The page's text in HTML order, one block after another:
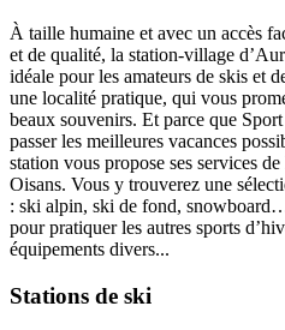
À taille humaine et avec un accès
et de qualité, la station-village
idéale pour les amateurs de skis et
une localité pratique, qui vous
beaux souvenirs. Et parce que
passer les meilleures vacances
station vous propose ses services
Oisans. Vous y trouverez une
: ski alpin, ski de fond,
pour pratiquer les autres sports
équipements divers...
Stations de ski